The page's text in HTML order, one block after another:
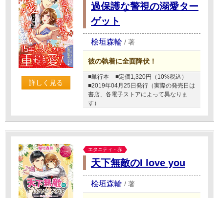
詳しく見る
過保護な警視の溺愛ター
ゲット
桧垣森輪 / 著
彼の執着に全面降伏！
■単行本
■定価1,320円（10%税込）
■2019年04月25日発行（実際の発売日は
書店、各電子ストアによって異なりま
す）
エタニティ・赤
天下無敵のI love you
桧垣森輪 / 著